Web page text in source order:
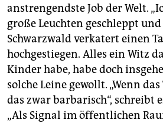
anstrengendste Job der Welt.
große Leuchten geschleppt
Schwarzwald verkatert einen
hochgestiegen. Alles ein Witz
Kinder habe, habe doch
solche Leine gewollt. „Wenn
das zwar barbarisch“, schreibt
„Als Signal im öffentlichen